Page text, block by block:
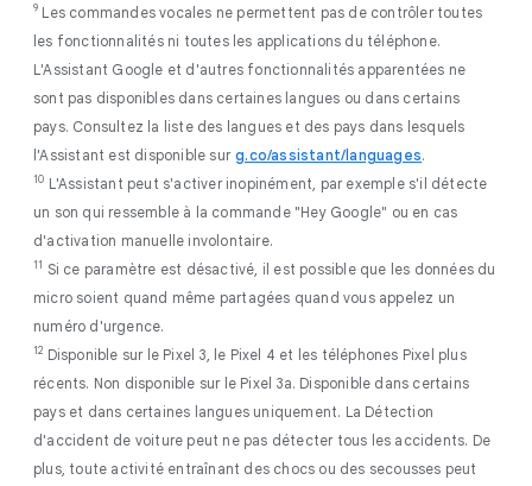
9 Les commandes vocales ne permettent pas de contrôler toutes
les fonctionnalités ni toutes les applications du téléphone.
L'Assistant Google et d'autres fonctionnalités apparentées ne
sont pas disponibles dans certaines langues ou dans certains
pays. Consultez la liste des langues et des pays dans lesquels
l'Assistant est disponible sur g.co/assistant/languages.
10 L'Assistant peut s'activer inopinément, par exemple s'il détecte
un son qui ressemble à la commande "Hey Google" ou en cas
d'activation manuelle involontaire.
11 Si ce paramètre est désactivé, il est possible que les données du
micro soient quand même partagées quand vous appelez un
numéro d'urgence.
12 Disponible sur le Pixel 3, le Pixel 4 et les téléphones Pixel plus
récents. Non disponible sur le Pixel 3a. Disponible dans certains
pays et dans certaines langues uniquement. La Détection
d'accident de voiture peut ne pas détecter tous les accidents. De
plus, toute activité entraînant des chocs ou des secousses peut